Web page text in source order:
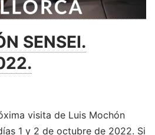
SENSEI.
visita de Luis Mochón
1 y 2 de octubre de 2022. Si